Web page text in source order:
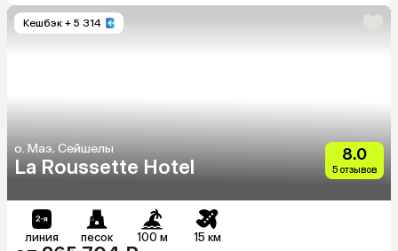
Кешбэк + 5 314
о. Маэ, Сейшелы
La Roussette Hotel
8.0
5 отзывов
линия песок 100 м 15 км